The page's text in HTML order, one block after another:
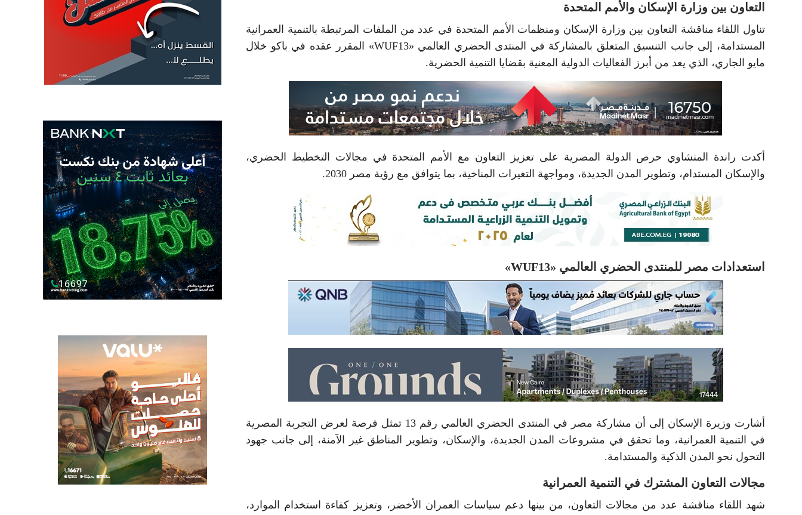
التعاون بين وزارة الإسكان والأمم المتحدة
تناول اللقاء مناقشة التعاون بين وزارة الإسكان ومنظمات الأمم المتحدة في عدد من الملفات المرتبطة بالتنمية العمرانية
المستدامة، إلى جانب التنسيق المتعلق بالمشاركة في المنتدى الحضري العالمي «WUF13» المقرر عقده في باكو خلال
مايو الجاري، الذي يعد من أبرز الفعاليات الدولية المعنية بقضايا التنمية الحضرية.
أكدت راندة المنشاوي حرص الدولة المصرية على تعزيز التعاون مع الأمم المتحدة في مجالات التخطيط الحضري،
والإسكان المستدام، وتطوير المدن الجديدة، ومواجهة التغيرات المناخية، بما يتوافق مع رؤية مصر 2030.
استعدادات مصر للمنتدى الحضري العالمي «WUF13»
أشارت وزيرة الإسكان إلى أن مشاركة مصر في المنتدى الحضري العالمي رقم 13 تمثل فرصة لعرض التجربة المصرية
في التنمية العمرانية، وما تحقق في مشروعات المدن الجديدة، والإسكان، وتطوير المناطق غير الآمنة، إلى جانب جهود
التحول نحو المدن الذكية والمستدامة.
مجالات التعاون المشترك في التنمية العمرانية
شهد اللقاء مناقشة عدد من مجالات التعاون، من بينها دعم سياسات العمران الأخضر، وتعزيز كفاءة استخدام الموارد،